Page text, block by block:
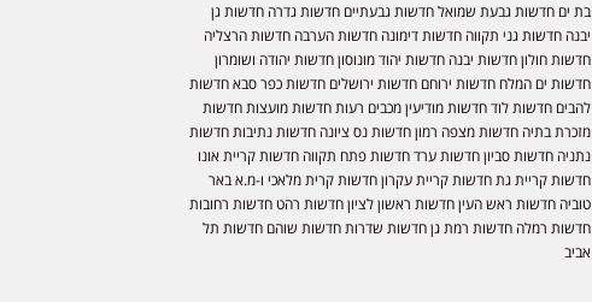
בת ים חדשות גבעת שמואל חדשות גבעתיים חדשות גדרה חדשות גן
יבנה חדשות גני תקווה חדשות דימונה חדשות הערבה חדשות הרצליה
חדשות חולון חדשות יבנה חדשות יהוד מונוסון חדשות יהודה ושומרון
חדשות ים המלח חדשות ירוחם חדשות ירושלים חדשות כפר סבא חדשות
להבים חדשות לוד חדשות מודיעין מכבים רעות חדשות מועצות חדשות
מזכרת בתיה חדשות מצפה רמון חדשות נס ציונה חדשות נתיבות חדשות
נתניה חדשות סביון חדשות ערד חדשות פתח תקווה חדשות קריית אונו
חדשות קריית גת חדשות קריית עקרון חדשות קרית מלאכי ו-מ.א באר
טוביה חדשות ראש העין חדשות ראשון לציון חדשות רהט חדשות רחובות
חדשות רמלה חדשות רמת גן חדשות שדרות חדשות שוהם חדשות תל
אביב